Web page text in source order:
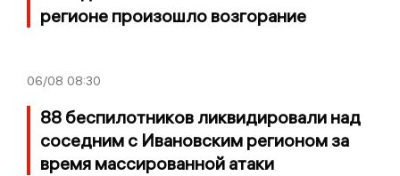
регионе произошло возгорание
06/08 08:30
88 беспилотников ликвидировали над
соседним с Ивановским регионом за
время массированной атаки